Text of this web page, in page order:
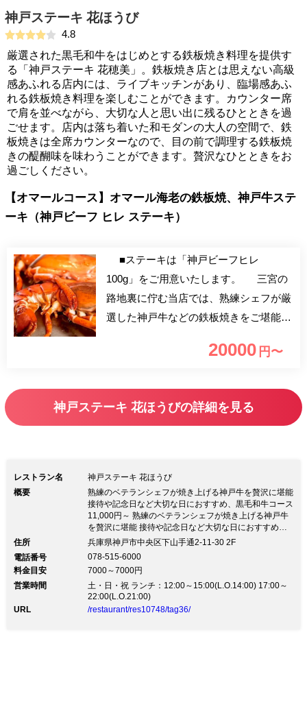
神戸ステーキ 花ほうび
4.8
厳選された黒毛和牛をはじめとする鉄板焼き料理を提供す
る「神戸ステーキ 花穂美」。鉄板焼き店とは思えない高級
感あふれる店内には、ライブキッチンがあり、臨場感あふ
れる鉄板焼き料理を楽しむことができます。カウンター席
で肩を並べながら、大切な人と思い出に残るひとときを過
ごせます。店内は落ち着いた和モダンの大人の空間で、鉄
板焼きは全席カウンターなので、目の前で調理する鉄板焼
きの醍醐味を味わうことができます。贅沢なひとときをお
過ごしください。
【オマールコース】オマール海老の鉄板焼、神戸牛ステ
ーキ（神戸ビーフ ヒレ ステーキ）
■ステーキは「神戸ビーフヒレ
100g」をご用意いたします。 三宮の
路地裏に佇む当店では、熟練シェフが厳
選した神戸牛などの鉄板焼きをご堪能い
れるオマールエビの鉄板焼は触感食べご
と契約農家さんから届く新鮮なお野菜と
ともに舌づつみ。高級感あふれる店内
20000 円〜
神戸ステーキ 花ほうびの詳細を見る
レストラン名
神戸ステーキ 花ほうび
概要
熟練のベテランシェフが焼き上げる神戸牛を贅沢に堪能
接待や記念日など大切な日におすすめ、黒毛和牛コース
11,000円～ 熟練のベテランシェフが焼き上げる神戸牛
を贅沢に堪能 接待や記念日など大切な日におすすめ、
黒毛和牛コース11,000円～＜神戸市営地下鉄西神・山
務めた二人の熟練シェフがタッグを組み「花ほうび」は
うまれました。 三宮の路地裏に佇む当店では、厳選し
た黒毛和牛などの鉄板焼きをご堪能いただけます。 ◆
神戸牛流通推進協議会の指定店として認定されていま
す。 ◇ おすすめコース ・「黒毛和牛ステーキコース」
住所
兵庫県神戸市中央区下山手通2-11-30 2F
電話番号
078-515-6000
料金目安
7000～7000円
営業時間
土・日・祝 ランチ：12:00～15:00(L.O.14:00) 17:00～
22:00(L.O.21:00)
URL
/restaurant/res10748/tag36/